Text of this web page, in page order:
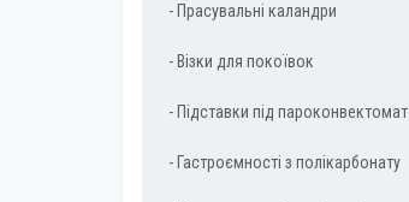
- Прасувальні каландри
- Візки для покоївок
- Підставки під пароконвектомат
- Гастроємності з полікарбонату